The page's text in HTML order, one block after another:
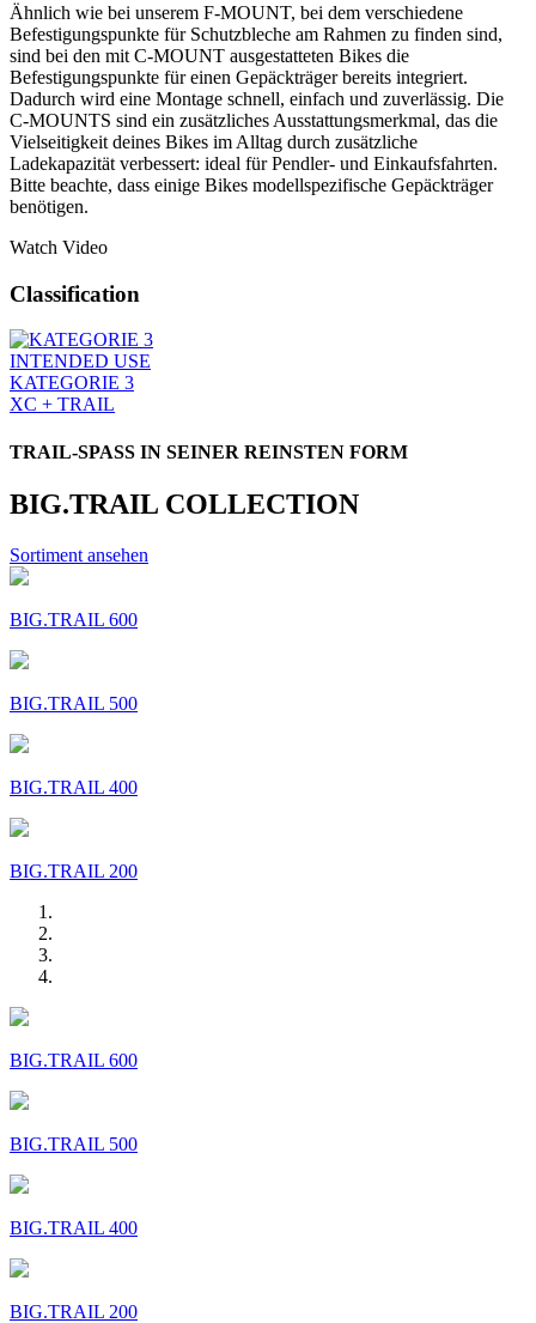
Ähnlich wie bei unserem F-MOUNT, bei dem verschiedene
Befestigungspunkte für Schutzbleche am Rahmen zu finden sind,
sind bei den mit C-MOUNT ausgestatteten Bikes die
Befestigungspunkte für einen Gepäckträger bereits integriert.
Dadurch wird eine Montage schnell, einfach und zuverlässig. Die
C-MOUNTS sind ein zusätzliches Ausstattungsmerkmal, das die
Vielseitigkeit deines Bikes im Alltag durch zusätzliche
Ladekapazität verbessert: ideal für Pendler- und Einkaufsfahrten.
Bitte beachte, dass einige Bikes modellspezifische Gepäckträger
benötigen.
Watch Video
Classification
INTENDED USE
KATEGORIE 3
XC + TRAIL
TRAIL-SPASS IN SEINER REINSTEN FORM
BIG.TRAIL COLLECTION
Sortiment ansehen
BIG.TRAIL 600
BIG.TRAIL 500
BIG.TRAIL 400
BIG.TRAIL 200
BIG.TRAIL 600
BIG.TRAIL 500
BIG.TRAIL 400
BIG.TRAIL 200